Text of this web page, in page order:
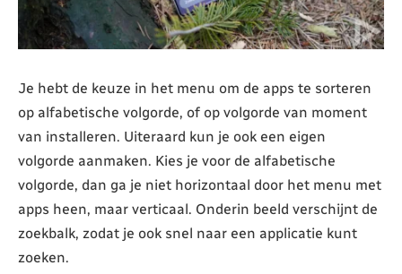
Je hebt de keuze in het menu om de apps te sorteren
op alfabetische volgorde, of op volgorde van moment
van installeren. Uiteraard kun je ook een eigen
volgorde aanmaken. Kies je voor de alfabetische
volgorde, dan ga je niet horizontaal door het menu met
apps heen, maar verticaal. Onderin beeld verschijnt de
zoekbalk, zodat je ook snel naar een applicatie kunt
zoeken.